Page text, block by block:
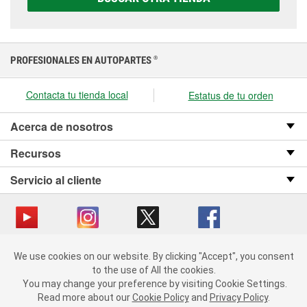
By clicking "Accept", you consent to the use of All the cookies.
You may change your preference by visiting Cookie Settings.
Read more about our Cookie Policy and Privacy Policy.
We use cookies on our website. By clicking "Accept", you consent
to the use of All the cookies.
You may change your preference by visiting Cookie Settings.
Read more about our Cookie Policy and Privacy Policy.
PROFESIONALES EN AUTOPARTES ®
Contacta tu tienda local Estatus de tu orden
Acerca de nosotros
Recursos
Servicio al cliente
Copyright © 2008-2026 O’Reilly Auto Parts v OST_3.2.0.0.729 (3) cv1361
Política de privacidad
Ley de transparencia en las cadenas de suministro
de California